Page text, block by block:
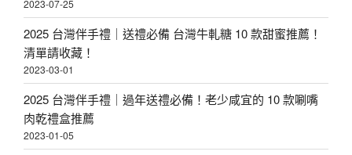
2023-07-25
2025 台灣伴手禮｜送禮必備 台灣牛軋糖 10 款甜蜜推薦！
清單請收藏！
2023-03-01
2025 台灣伴手禮｜過年送禮必備！老少咸宜的 10 款唰嘴
肉乾禮盒推薦
2023-01-05